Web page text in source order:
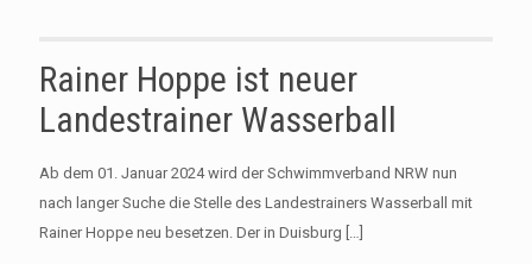
Rainer Hoppe ist neuer
Landestrainer Wasserball
Ab dem 01. Januar 2024 wird der Schwimmverband NRW nun
nach langer Suche die Stelle des Landestrainers Wasserball mit
Rainer Hoppe neu besetzen. Der in Duisburg